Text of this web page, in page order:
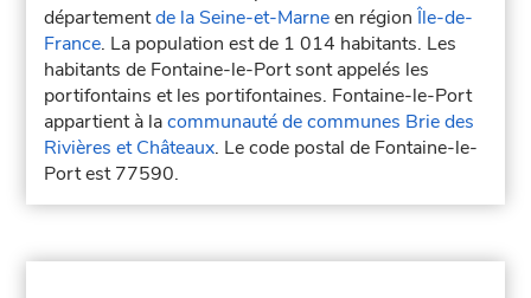
départementde la Seine-et-Marneen régionÎle-de-
France. La population est de 1 014 habitants. Les
habitants de Fontaine-le-Port sont appelés les
portifontains et les portifontaines. Fontaine-le-Port
appartient à lacommunauté de communes Brie des
Rivières et Châteaux. Le code postal de Fontaine-le-
Port est 77590.